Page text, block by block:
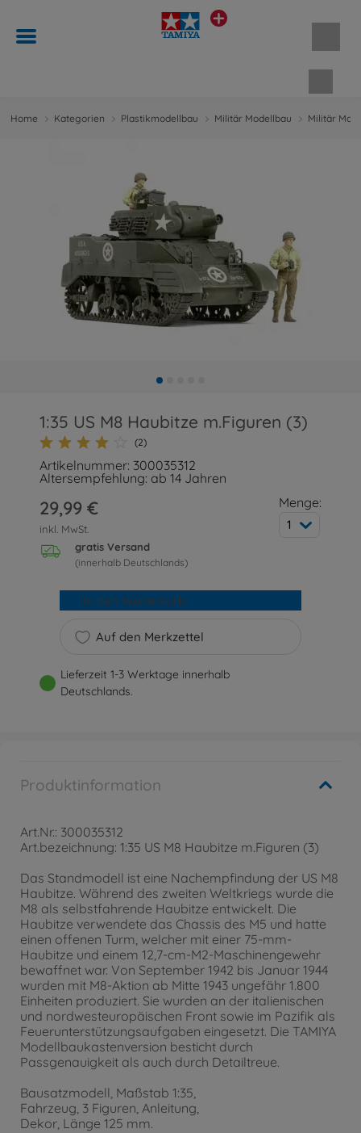
Home Kategorien Plastikmodellbau Militär Modellbau Militär
1:35 US M8 Haubitze m.Figuren (3)
(2)
Artikelnummer: 300035312
Altersempfehlung: ab 14 Jahren
29,99 €
inkl. MwSt.
gratis Versand
(innerhalb Deutschlands)
Menge:
1
Auf den Merkzettel
In den Warenkorb
Lieferzeit 1-3 Werktage innerhalb
Deutschlands.
Produktinformation
Art.Nr.: 300035312
Art.bezeichnung: 1:35 US M8 Haubitze m.Figuren (3)
Das Standmodell ist eine Nachempfindung der US M8
Haubitze. Während des zweiten Weltkriegs wurde die
M8 als selbstfahrende Haubitze entwickelt. Die
Haubitze verwendete das Chassis des M5 und hatte
einen offenen Turm, welcher mit einer 75-mm-
Haubitze und einem 12,7-cm-M2-Maschinengewehr
bewaffnet war. Von September 1942 bis Januar 1944
wurden mit M8-Aktion ab Mitte 1943 ungefähr 1.800
Einheiten produziert. Sie wurden an der italienischen
und nordwesteuropäischen Front sowie im Pazifik als
Feuerunterstützungsaufgaben eingesetzt. Die TAMIYA
Modellbaukastenversion besticht durch
Passgenauigkeit als auch durch Detailtreue.
Bausatzmodell, Maßstab 1:35,
Fahrzeug, 3 Figuren, Anleitung,
Dekor, Länge 125 mm.